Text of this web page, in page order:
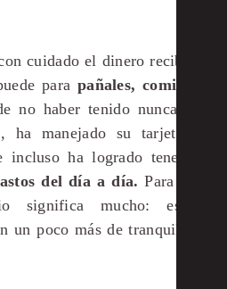
cuidado el dinero recibido,
para pañales, comida y
no haber tenido nunca una
ha manejado su tarjeta de
incluso ha logrado tener un
del día a día. Para ella,
significa mucho: es la
poco más de tranquilidad